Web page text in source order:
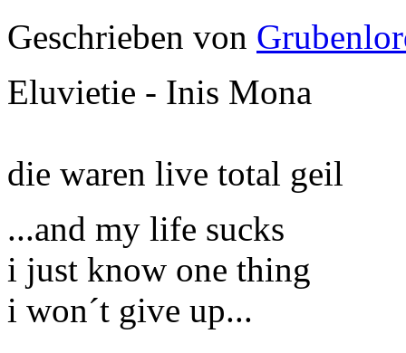
Geschrieben von
Eluvietie - Inis Mona
die waren live total geil
...and my life sucks
i just know one thing
i won´t give up...